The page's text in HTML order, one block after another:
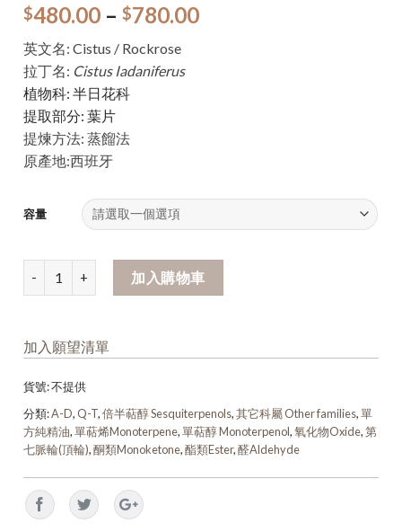
$480.00 –$780.00
英文名: Cistus / Rockrose
拉丁名: Cistus Iadaniferus
植物科: 半日花科
提取部分: 葉片
提煉方法: 蒸餾法
原產地:西班牙
容量
加入購物車
加入願望清單
貨號:不提供
分類:A-D,Q-T,倍半萜醇 Sesquiterpenols,其它科屬 Other families,單
方純精油,單萜烯Monoterpene,單萜醇 Monoterpenol,氧化物Oxide,第
七脈輪(頂輪),酮類Monoketone,酯類Ester,醛Aldehyde